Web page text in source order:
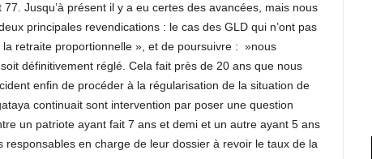
Jusqu’à présent il y a eu certes des avancées, mais nous
principales revendications : le cas des GLD qui n’ont pas
retraite proportionnelle », et de poursuivre : »nous
définitivement réglé. Cela fait près de 20 ans que nous
enfin de procéder à la régularisation de la situation de
continuait sont intervention par poser une question
un patriote ayant fait 7 ans et demi et un autre ayant 5 ans
responsables en charge de leur dossier à revoir le taux de la